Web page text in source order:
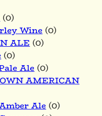
(0)
Wine(0)
ALE(0)
(0)
Ale(0)
AMERICAN
Ale(0)